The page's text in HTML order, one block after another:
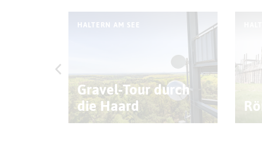
HALTERN AM SEE
Gravel-Tour durch
die Haard